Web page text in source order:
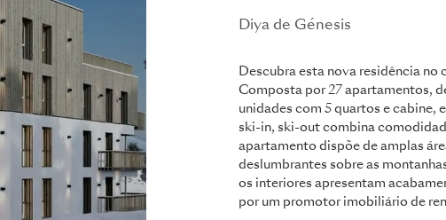
Diya de Génesis
Descubra esta nova residência no
Composta por 27 apartamentos,
unidades com 5 quartos e cabine,
ski-in, ski-out combina
apartamento dispõe de amplas
deslumbrantes sobre as
os interiores apresentam
por um promotor imobiliário de